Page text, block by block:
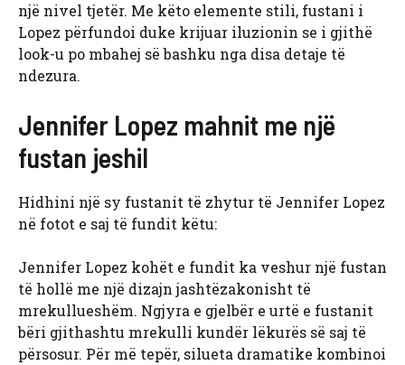
një nivel tjetër. Me këto elemente stili, fustani i
Lopez përfundoi duke krijuar iluzionin se i gjithë
look-u po mbahej së bashku nga disa detaje të
ndezura.
Jennifer Lopez mahnit me një
fustan jeshil
Hidhini një sy fustanit të zhytur të Jennifer Lopez
në fotot e saj të fundit këtu:
Jennifer Lopez kohët e fundit ka veshur një fustan
të hollë me një dizajn jashtëzakonisht të
mrekullueshëm. Ngjyra e gjelbër e urtë e fustanit
bëri gjithashtu mrekulli kundër lëkurës së saj të
përsosur. Për më tepër, silueta dramatike kombinoi